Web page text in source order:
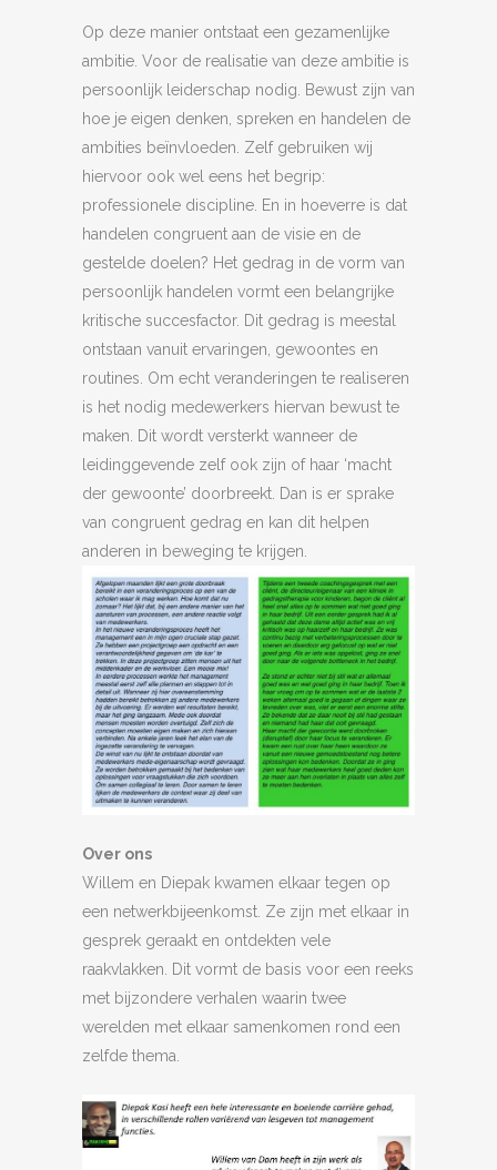
Op deze manier ontstaat een gezamenlijke
ambitie. Voor de realisatie van deze ambitie is
persoonlijk leiderschap nodig. Bewust zijn van
hoe je eigen denken, spreken en handelen de
ambities beïnvloeden. Zelf gebruiken wij
hiervoor ook wel eens het begrip:
professionele discipline. En in hoeverre is dat
handelen congruent aan de visie en de
gestelde doelen? Het gedrag in de vorm van
persoonlijk handelen vormt een belangrijke
kritische succesfactor. Dit gedrag is meestal
ontstaan vanuit ervaringen, gewoontes en
routines. Om echt veranderingen te realiseren
is het nodig medewerkers hiervan bewust te
maken. Dit wordt versterkt wanneer de
leidinggevende zelf ook zijn of haar ‘macht
der gewoonte’ doorbreekt. Dan is er sprake
van congruent gedrag en kan dit helpen
anderen in beweging te krijgen.
Over ons
Willem en Diepak kwamen elkaar tegen op
een netwerkbijeenkomst. Ze zijn met elkaar in
gesprek geraakt en ontdekten vele
raakvlakken. Dit vormt de basis voor een reeks
met bijzondere verhalen waarin twee
werelden met elkaar samenkomen rond een
zelfde thema.